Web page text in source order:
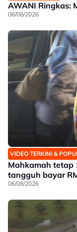
AWANI Ringkas:
06/08/2026
VIDEO TERKINI &
Mahkamah tetap
tangguh bayar
06/08/2026